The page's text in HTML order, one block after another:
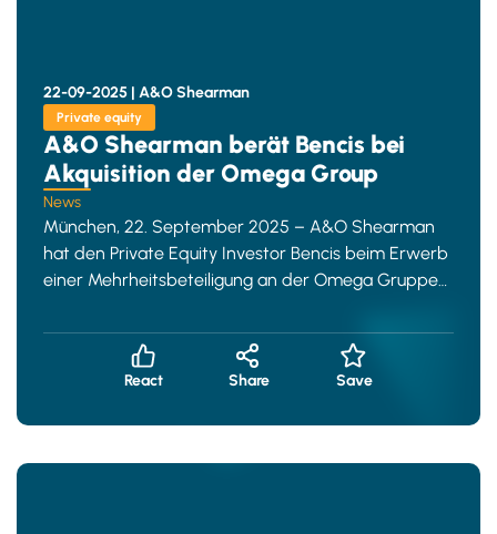
22-09-2025 | A&O Shearman
Private equity
A&O Shearman berät Bencis bei
Akquisition der Omega Group
News
München, 22. September 2025 – A&O Shearman
hat den Private Equity Investor Bencis beim Erwerb
einer Mehrheitsbeteiligung an der Omega Gruppe
React Share Save